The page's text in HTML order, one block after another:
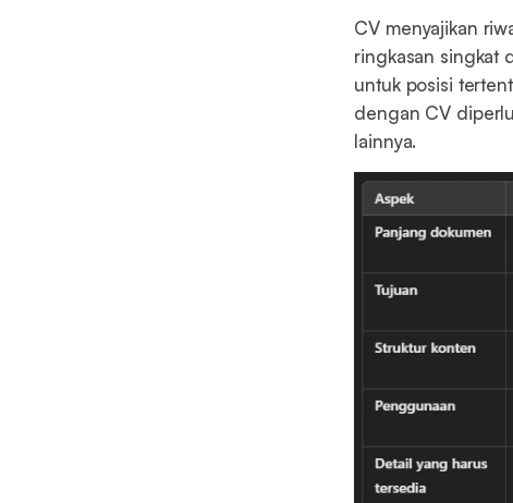
CV menyajikan
ringkasan singkat
untuk posisi
dengan CV
lainnya.